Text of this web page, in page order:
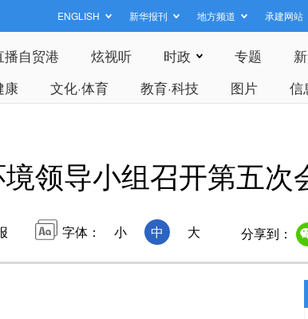
ENGLISH 新华报刊 地方频道 承建网站
播自贸港 炫视听 时政 专题
康 文化·体育 教育·科技 图片 信
领导小组召开第五次
字体： 小 中 大 分享到：